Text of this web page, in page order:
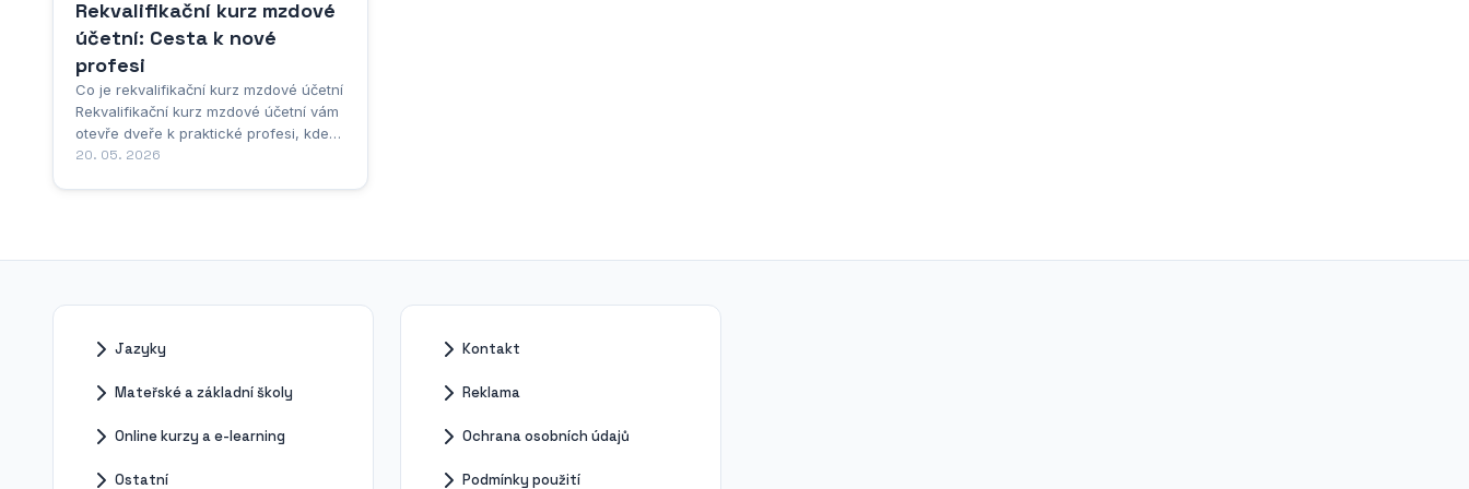
Rekvalifikační kurz mzdové
účetní: Cesta k nové
profesi
Co je rekvalifikační kurz mzdové účetní
Rekvalifikační kurz mzdové účetní vám
otevře dveře k praktické profesi, kde
získáte všechno potřebné pro práci se
na...
20. 05. 2026
Jazyky
Mateřské a základní školy
Online kurzy a e-learning
Ostatní
Kontakt
Reklama
Ochrana osobních údajů
Podmínky použití